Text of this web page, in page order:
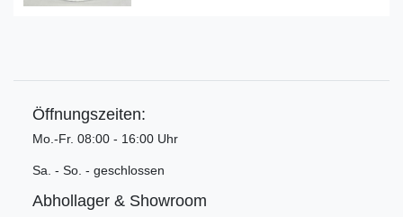
Öffnungszeiten:
Mo.-Fr. 08:00 - 16:00 Uhr
Sa. - So. - geschlossen
Abhollager & Showroom